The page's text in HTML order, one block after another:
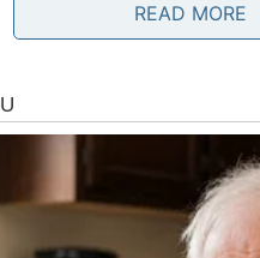
SRCE SMIRI,
onda kada
READ MORE